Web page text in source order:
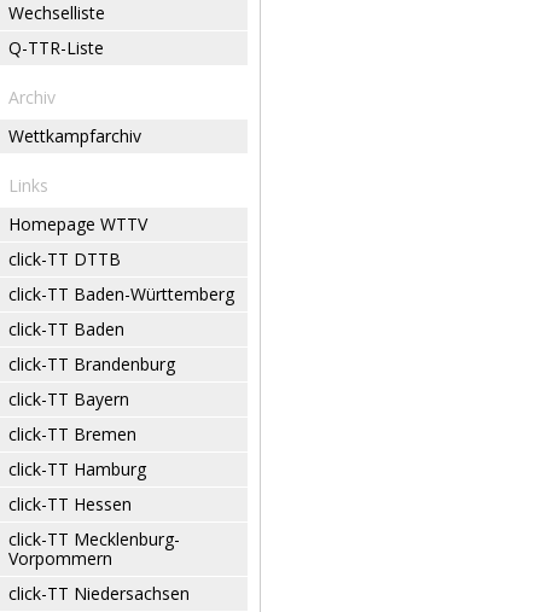
Wechselliste
Q-TTR-Liste
Archiv
Wettkampfarchiv
Links
Homepage WTTV
click-TT DTTB
click-TT Baden-Württemberg
click-TT Baden
click-TT Brandenburg
click-TT Bayern
click-TT Bremen
click-TT Hamburg
click-TT Hessen
click-TT Mecklenburg-
Vorpommern
click-TT Niedersachsen